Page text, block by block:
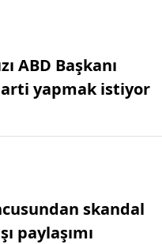
ABD Başkanı
yapmak istiyor
skandal
paylaşımı